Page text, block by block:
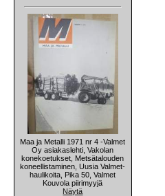
Maa ja Metalli 1971 nr 4 -Valmet
Oy asiakaslehti, Vakolan
konekoetukset, Metsätalouden
koneellistaminen, Uusia Valmet-
haulikoita, Pika 50, Valmet
Kouvola piirimyyjä
Näytä